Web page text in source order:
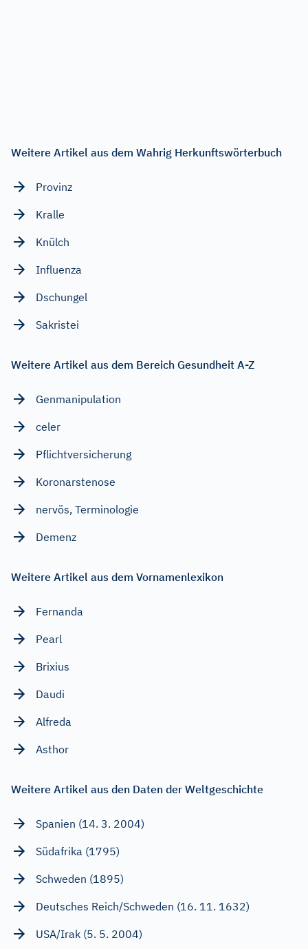
Weitere Artikel aus dem Wahrig Herkunftswörterbuch
Provinz
Kralle
Knülch
Influenza
Dschungel
Sakristei
Weitere Artikel aus dem Bereich Gesundheit A-Z
Genmanipulation
celer
Pflichtversicherung
Koronarstenose
nervös, Terminologie
Demenz
Weitere Artikel aus dem Vornamenlexikon
Fernanda
Pearl
Brixius
Daudi
Alfreda
Asthor
Weitere Artikel aus den Daten der Weltgeschichte
Spanien (14. 3. 2004)
Südafrika (1795)
Schweden (1895)
Deutsches Reich/Schweden (16. 11. 1632)
USA/Irak (5. 5. 2004)